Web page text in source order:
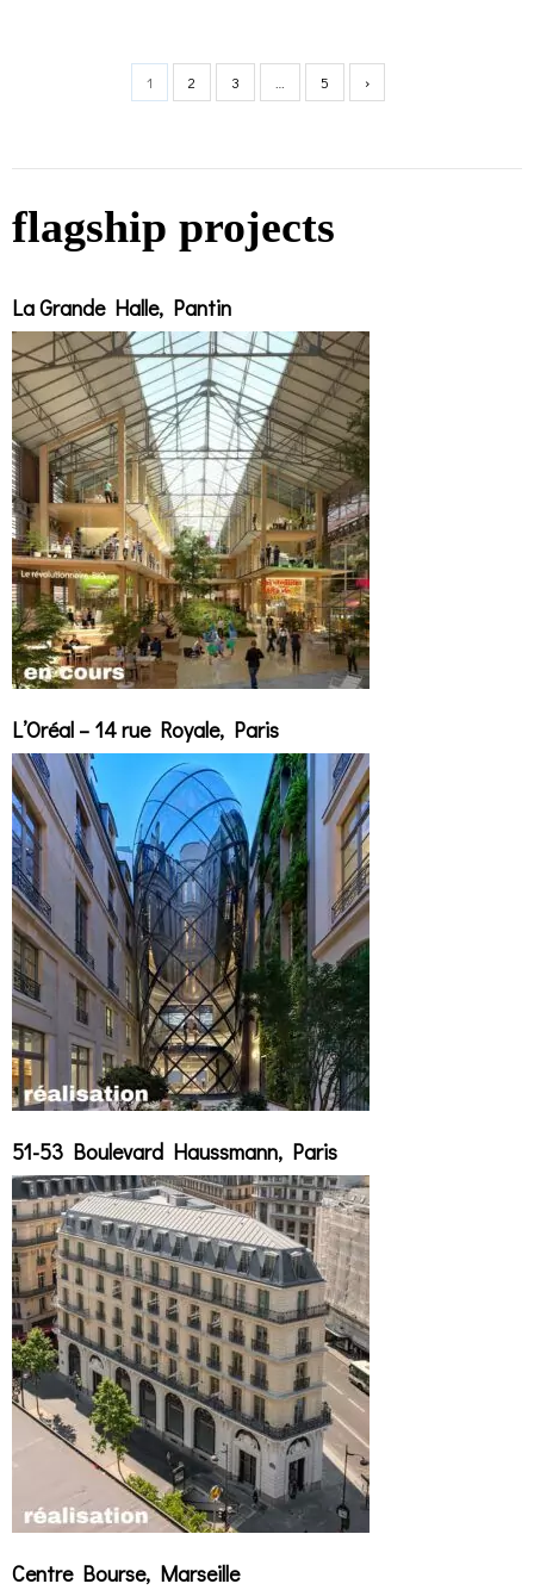
1 2 3 5 ›
flagship projects
La Grande Halle, Pantin
L’Oréal – 14 rue Royale, Paris
51-53 Boulevard Haussmann, Paris
Centre Bourse, Marseille